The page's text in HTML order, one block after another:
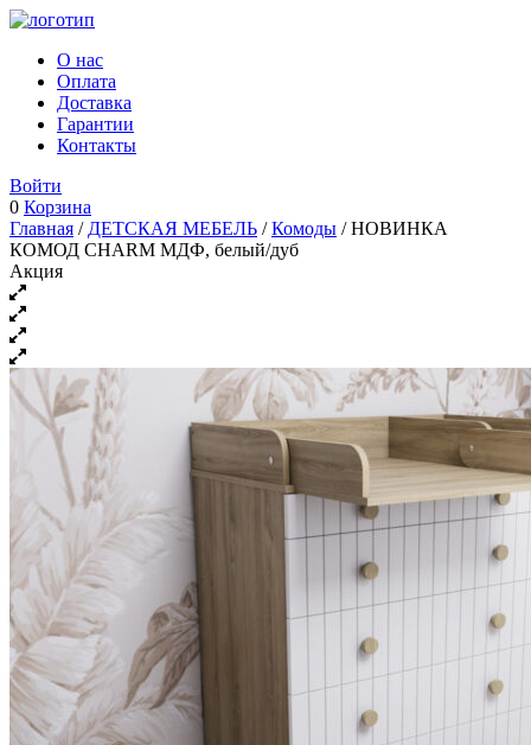
О нас
Оплата
Доставка
Гарантии
Контакты
Войти
0 Корзина
Главная / ДЕТСКАЯ МЕБЕЛЬ /Комоды / НОВИНКА
КОМОД CHARM МДФ, белый/дуб
Акция